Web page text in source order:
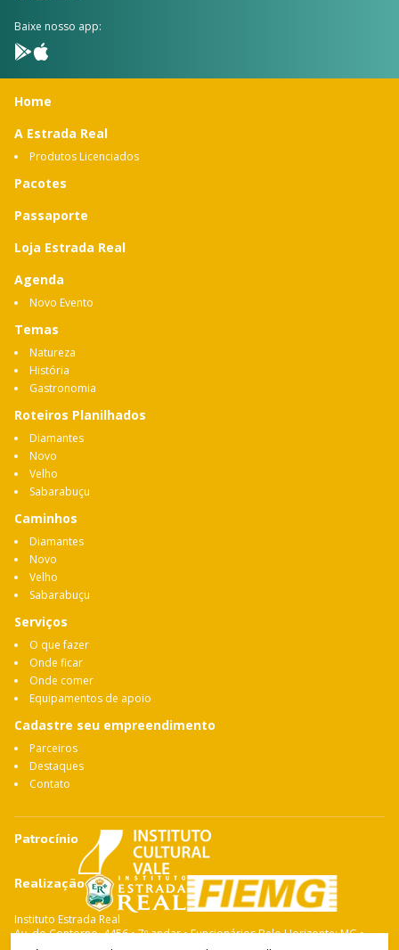
Baixe nosso app:
Home
A Estrada Real
Produtos Licenciados
Pacotes
Passaporte
Loja Estrada Real
Agenda
Novo Evento
Temas
Natureza
História
Gastronomia
Roteiros Planilhados
Diamantes
Novo
Velho
Sabarabuçu
Caminhos
Diamantes
Novo
Velho
Sabarabuçu
Serviços
O que fazer
Onde ficar
Onde comer
Equipamentos de apoio
Cadastre seu empreendimento
Parceiros
Destaques
Contato
Patrocínio
Realização
Instituto Estrada Real
Av. do Contorno, 4456 • 7º andar • Funcionários Belo Horizonte: MG •